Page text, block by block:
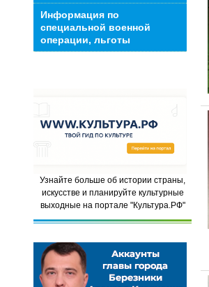
Информация по
специальной военной
операции, льготы
Узнайте больше об истории страны,
искусстве и планируйте культурные
выходные на портале "Культура.РФ"